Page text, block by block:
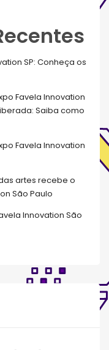
SP: Conheça os
Favela Innovation
Saiba como
Favela Innovation
artes recebe o
São Paulo
Innovation São